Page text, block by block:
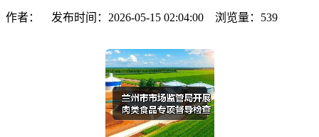
作者： 发布时间：2026-05-15 02:04:00 浏览量： 539